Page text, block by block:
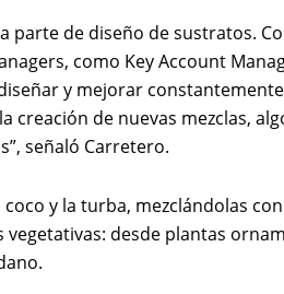
parte de diseño de sustratos.
como Key Account
y mejorar
creación de nuevas mezclas,
señaló Carretero.
y la turba, mezclándolas
desde plantas